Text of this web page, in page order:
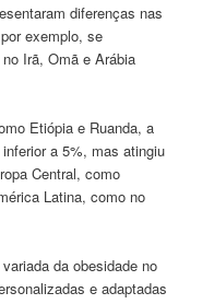
diferenças nas
exemplo, se
Irã, Omã e Arábia
Etiópia e Ruanda, a
a 5%, mas atingiu
Central, como
Latina, como no
da obesidade no
e adaptadas